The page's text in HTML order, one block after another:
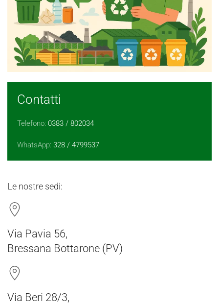
Contatti
Telefono: 0383 / 802034
WhatsApp: 328 / 4799537
Le nostre sedi:
Via Pavia 56,
Bressana Bottarone (PV)
Via Beri 28/3,